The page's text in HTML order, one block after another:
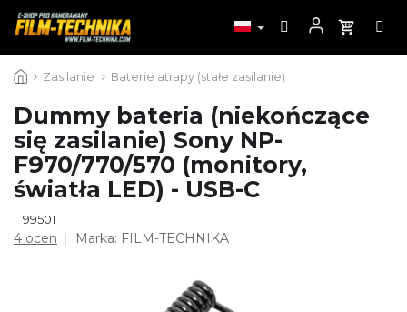
do
Zasilanie Baterie atrapy (stałe zasilanie)
Dummy bateria (niekończące
się zasilanie) Sony NP-
F970/770/570 (monitory,
światła LED) - USB-C
99501
Średnia
4 ocen Marka: FILM-TECHNIKA